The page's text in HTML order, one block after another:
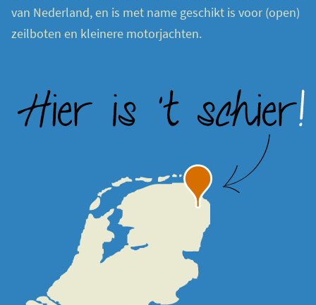
van Nederland, en is met name geschikt is voor (open)
zeilboten en kleinere motorjachten.